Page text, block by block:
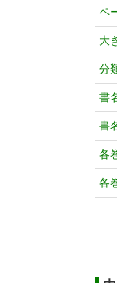
ペ
大
分
書
書
各
各